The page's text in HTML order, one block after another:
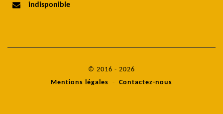
indisponible
© 2016 - 2026
Mentions légales - Contactez-nous